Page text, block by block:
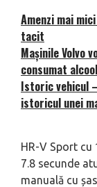
Amenzi mai
tacit
Mașinile Volvo
consumat alcool
Istoric vehicul
istoricul unei
HR-V Sport cu
7.8 secunde
manuală cu